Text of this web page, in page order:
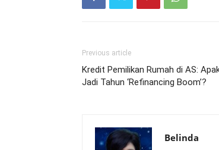
Previous article
Kredit Pemilikan Rumah di AS:
Jadi Tahun ‘Refinancing Boom’?
Belinda